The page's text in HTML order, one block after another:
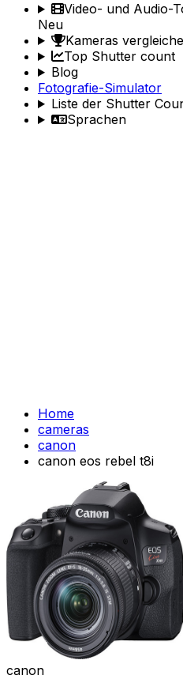
Video- und Audio-
Neu
Kameras
Top Shutter count
Blog
Fotografie-Simulator
Liste der Shutter
Sprachen
Home
cameras
canon
canon eos rebel t8i
canon